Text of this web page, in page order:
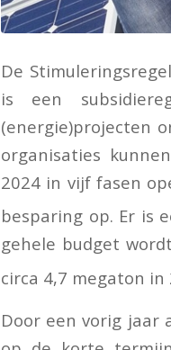
De
is een
(energie)projecten
organisaties
2024 in vijf fasen
besparing op. Er is
gehele budget
circa 4,7 megaton in
Door een vorig jaar